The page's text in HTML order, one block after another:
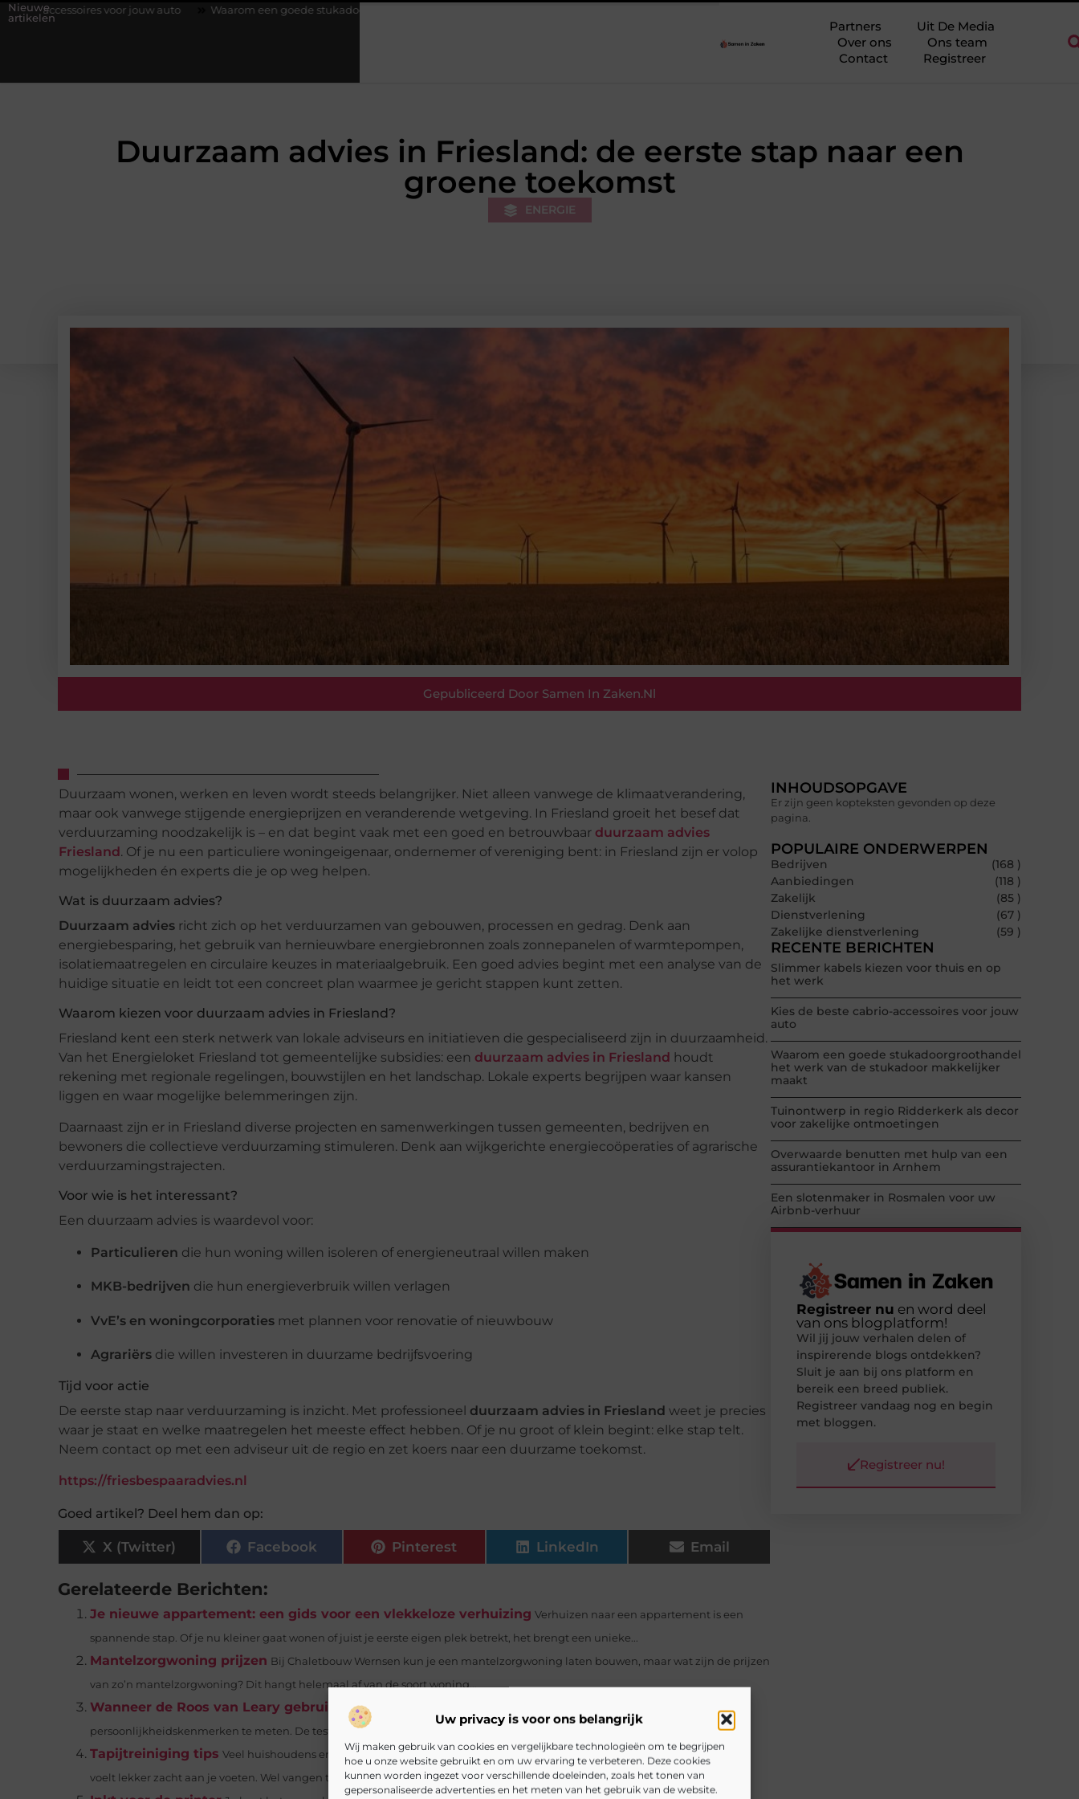
Uw privacy is voor ons belangrijk
Wij maken gebruik van cookies en vergelijkbare technologieën om te begrijpen
hoe u onze website gebruikt en om uw ervaring te verbeteren. Deze cookies
kunnen worden ingezet voor verschillende doeleinden, zoals het tonen van
gepersonaliseerde advertenties en het meten van het gebruik van de website.
Nieuwe
artikelen
jouw auto Waarom een goede stukadoorgroothandel het werk van de stukadoor makkelijker maakt
Partners
Uit De Media
Over ons
Ons team
Contact
Registreer
Duurzaam advies in Friesland: de eerste stap naar een
groene toekomst
ENERGIE
Gepubliceerd Door Samen In Zaken.nl
Duurzaam wonen, werken en leven wordt steeds belangrijker. Niet alleen vanwege de klimaatverandering,
maar ook vanwege stijgende energieprijzen en veranderende wetgeving. In Friesland groeit het besef dat
verduurzaming noodzakelijk is – en dat begint vaak met een goed en betrouwbaar duurzaam advies
Friesland . Of je nu een particuliere woningeigenaar, ondernemer of vereniging bent: in Friesland zijn er volop
mogelijkheden én experts die je op weg helpen.
Wat is duurzaam advies?
Duurzaam advies richt zich op het verduurzamen van gebouwen, processen en gedrag. Denk aan
energiebesparing, het gebruik van hernieuwbare energiebronnen zoals zonnepanelen of warmtepompen,
isolatiemaatregelen en circulaire keuzes in materiaalgebruik. Een goed advies begint met een analyse van de
huidige situatie en leidt tot een concreet plan waarmee je gericht stappen kunt zetten.
Waarom kiezen voor duurzaam advies in Friesland?
Friesland kent een sterk netwerk van lokale adviseurs en initiatieven die gespecialiseerd zijn in duurzaamheid.
Van het Energieloket Friesland tot gemeentelijke subsidies: een duurzaam advies in Friesland houdt
rekening met regionale regelingen, bouwstijlen en het landschap. Lokale experts begrijpen waar kansen
liggen en waar mogelijke belemmeringen zijn.
Daarnaast zijn er in Friesland diverse projecten en samenwerkingen tussen gemeenten, bedrijven en
bewoners die collectieve verduurzaming stimuleren. Denk aan wijkgerichte energiecoöperaties of agrarische
verduurzamingstrajecten.
Voor wie is het interessant?
Een duurzaam advies is waardevol voor:
Particulieren die hun woning willen isoleren of energieneutraal willen maken
MKB-bedrijven die hun energieverbruik willen verlagen
VvE’s en woningcorporaties met plannen voor renovatie of nieuwbouw
Agrariërs die willen investeren in duurzame bedrijfsvoering
Tijd voor actie
De eerste stap naar verduurzaming is inzicht. Met professioneel duurzaam advies in Friesland weet je precies
waar je staat en welke maatregelen het meeste effect hebben. Of je nu groot of klein begint: elke stap telt.
Neem contact op met een adviseur uit de regio en zet koers naar een duurzame toekomst.
https://friesbespaaradvies.nl
Goed artikel? Deel hem dan op:
X (Twitter) Facebook Pinterest LinkedIn Email
Gerelateerde Berichten:
Je nieuwe appartement: een gids voor een vlekkeloze verhuizing Verhuizen naar een appartement is een
spannende stap. Of je nu kleiner gaat wonen of juist je eerste eigen plek betrekt, het brengt een unieke...
Mantelzorgwoning prijzen Bij Chaletbouw Wernsen kun je een mantelzorgwoning laten bouwen, maar wat zijn de prijzen
van zo’n mantelzorgwoning? Dit hangt helemaal af van de soort woning...
Wanneer de Roos van Leary gebruiken De Roos van Leary is een psychometrische test die gebruikt wordt om
persoonlijkheidskenmerken te meten. De test is gebaseerd op een vragenlijst met 75 vragen,...
Tapijtreiniging tips Veel huishoudens en bedrijfspanden hebben tegenwoordig een tapijt. Een tapijt ziet er mooi uit en
voelt lekker zacht aan je voeten. Wel vangen tapijten snel...
INHOUDSOPGAVE
Er zijn geen kopteksten gevonden op deze
pagina.
POPULAIRE ONDERWERPEN
Bedrijven
(168 )
Aanbiedingen
(118 )
Zakelijk
(85 )
Dienstverlening
(67 )
Zakelijke dienstverlening
(59 )
RECENTE BERICHTEN
Slimmer kabels kiezen voor thuis en op
het werk
Kies de beste cabrio-accessoires voor jouw
auto
Waarom een goede stukadoorgroothandel
het werk van de stukadoor makkelijker
maakt
Tuinontwerp in regio Ridderkerk als decor
voor zakelijke ontmoetingen
Overwaarde benutten met hulp van een
assurantiekantoor in Arnhem
Een slotenmaker in Rosmalen voor uw
Airbnb-verhuur
Registreer nu en word deel
van ons blogplatform!
Wil jij jouw verhalen delen of
inspirerende blogs ontdekken?
Sluit je aan bij ons platform en
bereik een breed publiek.
Registreer vandaag nog en begin
met bloggen.
Registreer nu!